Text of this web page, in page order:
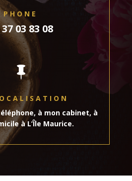
PHONE
03 83 08

à mon cabinet, à
à L’Île Maurice.